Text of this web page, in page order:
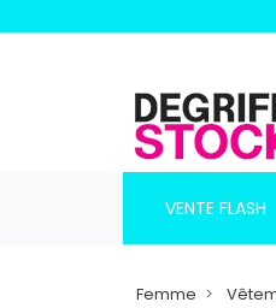
VENTE FLASH
Femme